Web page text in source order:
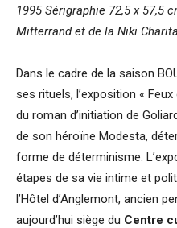
1995 Sérigraphie 72,5 x 57,5
Mitterrand et de la Niki
Dans le cadre de la saison
ses rituels, l’exposition «
du roman d’initiation de
de son héroïne Modesta,
forme de déterminisme.
étapes de sa vie intime et
l’Hôtel d’Anglemont, ancien
aujourd’hui siège du Centre